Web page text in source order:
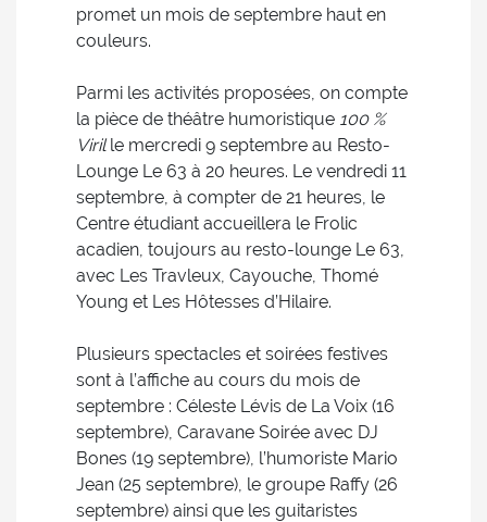
promet un mois de septembre haut en
couleurs.
Parmi les activités proposées, on compte
la pièce de théâtre humoristique 100 %
Virille mercredi 9 septembre au Resto-
Lounge Le 63 à 20 heures. Le vendredi 11
septembre, à compter de 21 heures, le
Centre étudiant accueillera le Frolic
acadien, toujours au resto-lounge Le 63,
avec Les Travleux, Cayouche, Thomé
Young et Les Hôtesses d’Hilaire.
Plusieurs spectacles et soirées festives
sont à l’affiche au cours du mois de
septembre : Céleste Lévis de La Voix (16
septembre), Caravane Soirée avec DJ
Bones (19 septembre), l’humoriste Mario
Jean (25 septembre), le groupe Raffy (26
septembre) ainsi que les guitaristes